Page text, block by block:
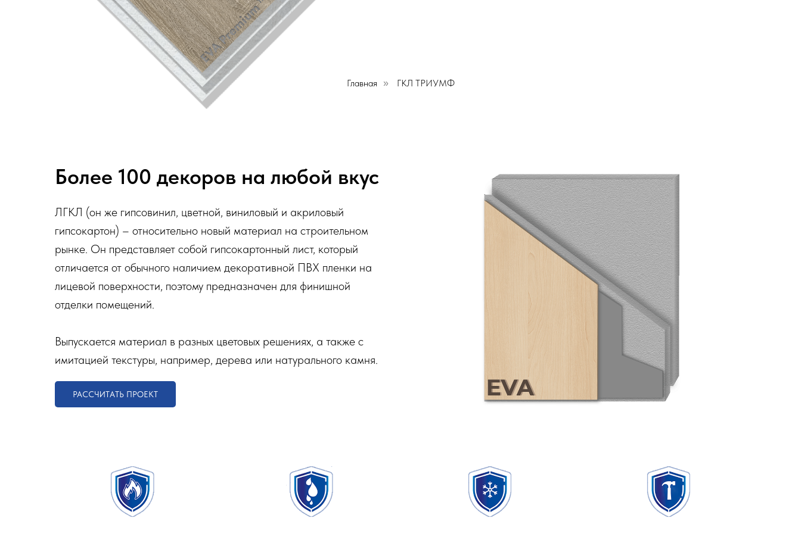
Главная » ГКЛ ТРИУМФ
Более 100 декоров на любой вкус
ЛГКЛ (он же гипсовинил, цветной, виниловый и акриловый
гипсокартон) – относительно новый материал на строительном
рынке. Он представляет собой гипсокартонный лист, который
отличается от обычного наличием декоративной ПВХ пленки на
лицевой поверхности, поэтому предназначен для финишной
отделки помещений.
Выпускается материал в разных цветовых решениях, а также с
имитацией текстуры, например, дерева или натурального камня.
РАССЧИТАТЬ ПРОЕКТ